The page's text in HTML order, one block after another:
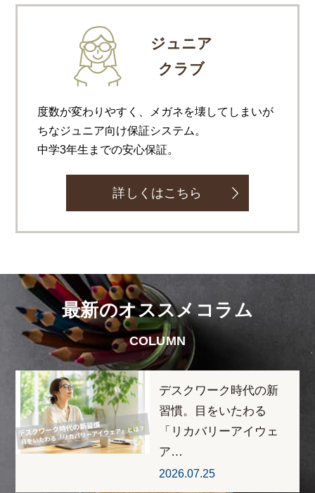
ジュニア
クラブ
度数が変わりやすく、メガネを壊してしまいが
ちなジュニア向け保証システム。
中学3年生までの安心保証。
詳しくはこちら
最新のオススメコラム
COLUMN
デスクワーク時代の新
習慣。目をいたわる
「リカバリーアイウェ
ア…
2026.07.25